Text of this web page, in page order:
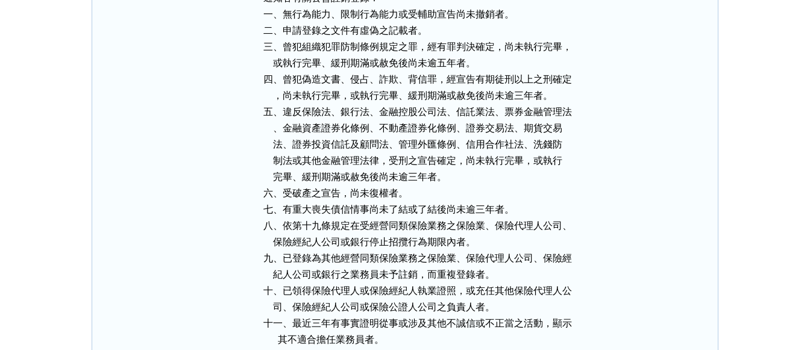
一、無行為能力、限制行為能力或受輔助宣告尚未撤銷者。
二、申請登錄之文件有虛偽之記載者。
三、曾犯組織犯罪防制條例規定之罪，經有罪判決確定，尚未執行完畢，
    或執行完畢、緩刑期滿或赦免後尚未逾五年者。
四、曾犯偽造文書、侵占、詐欺、背信罪，經宣告有期徒刑以上之刑確定
    ，尚未執行完畢，或執行完畢、緩刑期滿或赦免後尚未逾三年者。
五、違反保險法、銀行法、金融控股公司法、信託業法、票券金融管理法
    、金融資產證券化條例、不動產證券化條例、證券交易法、期貨交易
    法、證券投資信託及顧問法、管理外匯條例、信用合作社法、洗錢防
    制法或其他金融管理法律，受刑之宣告確定，尚未執行完畢，或執行
    完畢、緩刑期滿或赦免後尚未逾三年者。
六、受破產之宣告，尚未復權者。
七、有重大喪失債信情事尚未了結或了結後尚未逾三年者。
八、依第十九條規定在受經營同類保險業務之保險業、保險代理人公司、
    保險經紀人公司或銀行停止招攬行為期限內者。
九、已登錄為其他經營同類保險業務之保險業、保險代理人公司、保險經
    紀人公司或銀行之業務員未予註銷，而重複登錄者。
十、已領得保險代理人或保險經紀人執業證照，或充任其他保險代理人公
    司、保險經紀人公司或保險公證人公司之負責人者。
十一、最近三年有事實證明從事或涉及其他不誠信或不正當之活動，顯示
      其不適合擔任業務員者。